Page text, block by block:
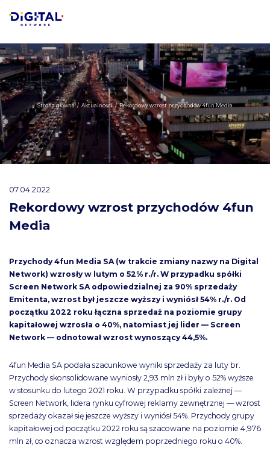
Strona główna / Aktualności / Rekordowy wzrost przychodów 4fun Media
07.04.2022
Rekordowy wzrost przychodów 4fun
Media
Przychody 4fun Media SA (w trakcie zmiany nazwy na Digital
Network) wzrosły w lutym o 52% r./r. W przypadku spółki
Screen Network SA odpowiedzialnej za 90% sprzedaży
Emitenta, wzrost był jeszcze wyższy i wyniósł 54% r./r. Od
początku 2022 roku łączna sprzedaż na poziomie grupy
kapitałowej wzrosła o 40%, natomiast jej lider — Screen
Network — odnotował wzrost wynoszący 44,5%.
4fun Media SA podała szacunkowe wyniki sprzedaży za luty br.
Przychody skonsolidowane wyniosły 2,93 mln zł i były o 52% wyższe
w stosunku do lutego 2021 roku. W przypadku spółki zależnej —
Screen Network, lidera rynku cyfrowej reklamy zewnętrznej — wzrost
sprzedaży okazał się jeszcze wyższy i wyniósł 54%. Przychody grupy
kapitałowej od początku 2022 roku są szacowane na poziomie 4,976
mln zł, co oznacza wzrost względem poprzedniego roku o 40%.